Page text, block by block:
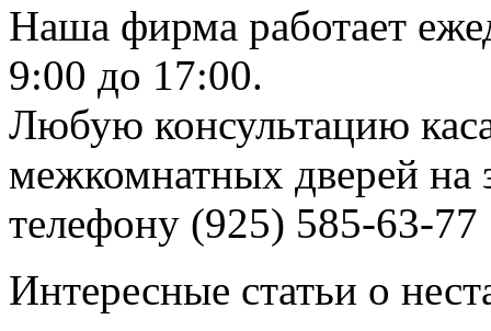
Наша фирма работает
9:00 до 17:00.
Любую консультацию
межкомнатных дверей на
телефону (925) 585-63-77
Интересные статьи о